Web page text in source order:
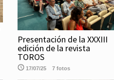
Presentación de la XXXIII
edición de la revista
TOROS
17/07/25 7 fotos